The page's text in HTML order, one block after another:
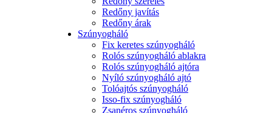
Redőny javítás
Redőny árak
Szúnyogháló
Fix keretes szúnyogháló
Rolós szúnyogháló ablakra
Rolós szúnyogháló ajtóra
Nyíló szúnyogháló ajtó
Tolóajtós szúnyogháló
Isso-fix szúnyogháló
Zsanéros szúnyogháló